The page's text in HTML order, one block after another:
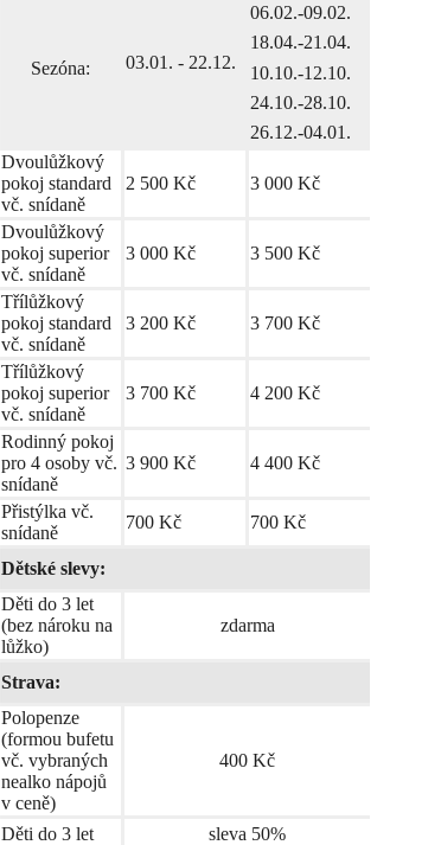
Sezóna: 03.01. - 22.12.
06.02.-09.02.
18.04.-21.04.
10.10.-12.10.
24.10.-28.10.
26.12.-04.01.
Dvoulůžkový
pokoj standard
vč. snídaně
2 500 Kč 3 000 Kč
Dvoulůžkový
pokoj superior
vč. snídaně
3 000 Kč 3 500 Kč
Třílůžkový
pokoj standard
vč. snídaně
3 200 Kč 3 700 Kč
Třílůžkový
pokoj superior
vč. snídaně
3 700 Kč 4 200 Kč
Rodinný pokoj
pro 4 osoby vč.
snídaně
3 900 Kč 4 400 Kč
Přistýlka vč.
snídaně
700 Kč 700 Kč
Dětské slevy:
Děti do 3 let
(bez nároku na
lůžko)
zdarma
Strava:
Polopenze
(formou bufetu
vč. vybraných
nealko nápojů
v ceně)
400 Kč
Děti do 3 let
sleva 50%